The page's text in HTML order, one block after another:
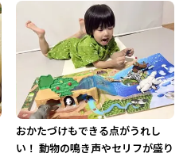
おかたづけもできる点がうれし
い！ 動物の鳴き声やセリフが盛り